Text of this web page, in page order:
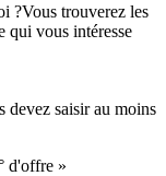
?Vous trouverez les
qui vous intéresse
devez saisir au moins
d'offre »